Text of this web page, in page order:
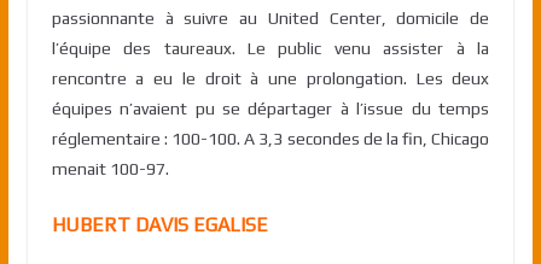
passionnante à suivre au United Center, domicile de
l’équipe des taureaux. Le public venu assister à la
rencontre a eu le droit à une prolongation. Les deux
équipes n’avaient pu se départager à l’issue du temps
réglementaire : 100-100. A 3,3 secondes de la fin, Chicago
menait 100-97.
HUBERT DAVIS EGALISE